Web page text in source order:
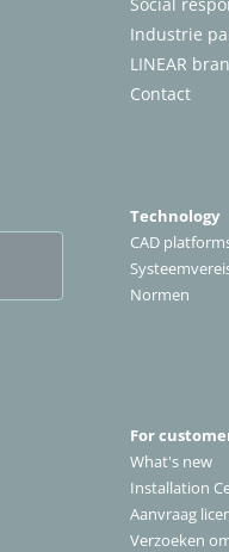
Industrie
LINEAR
Contact
Technology
CAD
Normen
For
What's new
Installation
Aanvraag
Verzoeken